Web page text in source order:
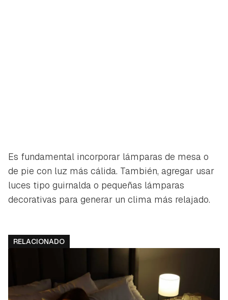
Es fundamental incorporar lámparas de mesa o
de pie con luz más cálida. También, agregar usar
luces tipo guirnalda o pequeñas lámparas
decorativas para generar un clima más relajado.
RELACIONADO